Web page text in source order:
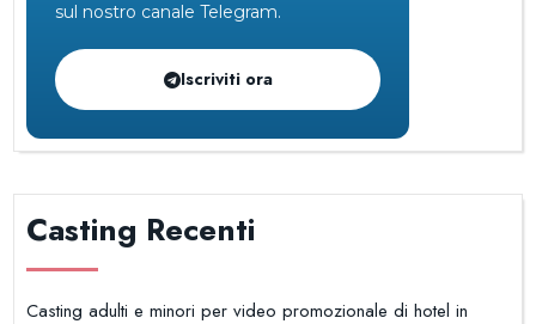
sul nostro canale Telegram.
Iscriviti ora
Casting Recenti
Casting adulti e minori per video promozionale di hotel in